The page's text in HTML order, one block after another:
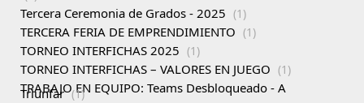
Tercera Ceremonia de Grados - 2025 (1)
TERCERA FERIA DE EMPRENDIMIENTO (1)
TORNEO INTERFICHAS 2025 (1)
TORNEO INTERFICHAS – VALORES EN JUEGO (1)
TRABAJO EN EQUIPO: Teams Desbloqueado - A
Triunfar (1)